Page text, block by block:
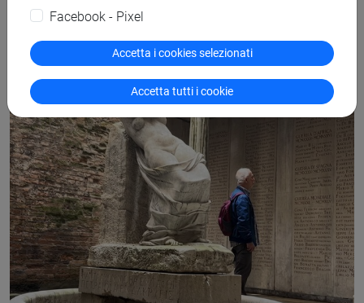
Facebook - Pixel
Accetta i cookies selezionati
Accetta tutti i cookie